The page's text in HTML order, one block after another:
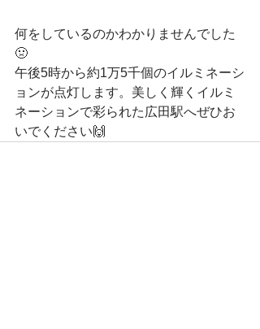
何をしているのかわかりませんでした
🤢
午後5時から約1万5千個のイルミネーシ
ョンが点灯します。美しく輝くイルミ
ネーションで彩られた広田駅へぜひお
いでください🙌